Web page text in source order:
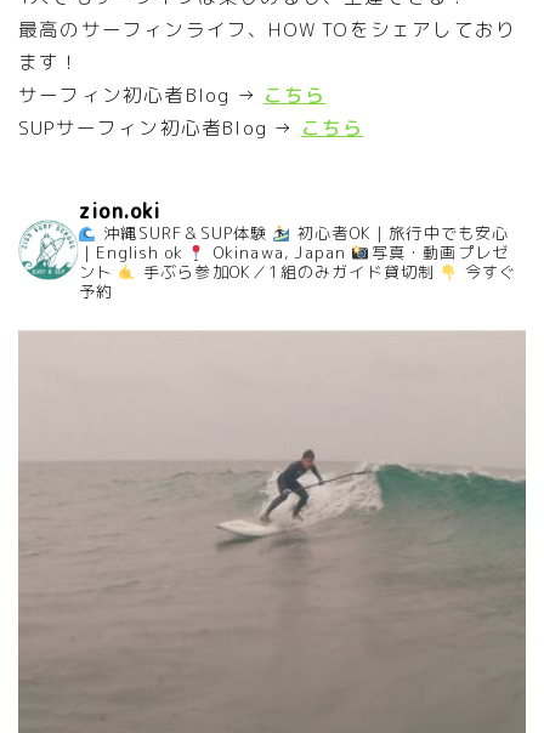
最高のサーフィンライフ、HOW TOをシェアしており
ます！
サーフィン初心者Blog → こちら
SUPサーフィン初心者Blog → こちら
zion.oki
沖縄SURF＆SUP体験
初心者OK｜旅行中でも安心
｜English ok
Okinawa, Japan
写真・動画プレゼ
ント
手ぶら参加OK／1組のみガイド貸切制
今すぐ
予約